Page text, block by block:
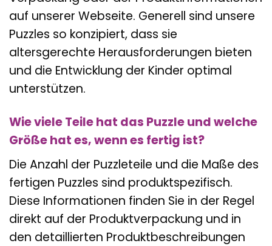
auf unserer Webseite. Generell sind unsere
Puzzles so konzipiert, dass sie
altersgerechte Herausforderungen bieten
und die Entwicklung der Kinder optimal
unterstützen.
Wie viele Teile hat das Puzzle und welche
Größe hat es, wenn es fertig ist?
Die Anzahl der Puzzleteile und die Maße des
fertigen Puzzles sind produktspezifisch.
Diese Informationen finden Sie in der Regel
direkt auf der Produktverpackung und in
den detaillierten Produktbeschreibungen